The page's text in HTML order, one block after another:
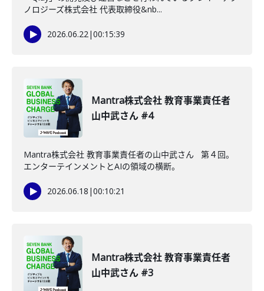
ノロジーズ株式会社 代表取締役&nb...
2026.06.22|00:15:39
Mantra株式会社 教育事業責任者
山中武さん #4
Mantra株式会社 教育事業責任者の山中武さん 第４回。
エンターテインメントとAIの領域の横断。
2026.06.18 |00:10:21
Mantra株式会社 教育事業責任者
山中武さん #3